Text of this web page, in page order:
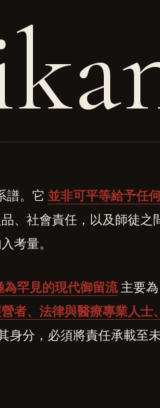
譜。它 並非可平等給予任
、社會責任，以及師徒
考量。
為罕見的現代御留流主要
者、法律與醫療專業人士
身分，必須將責任承載至